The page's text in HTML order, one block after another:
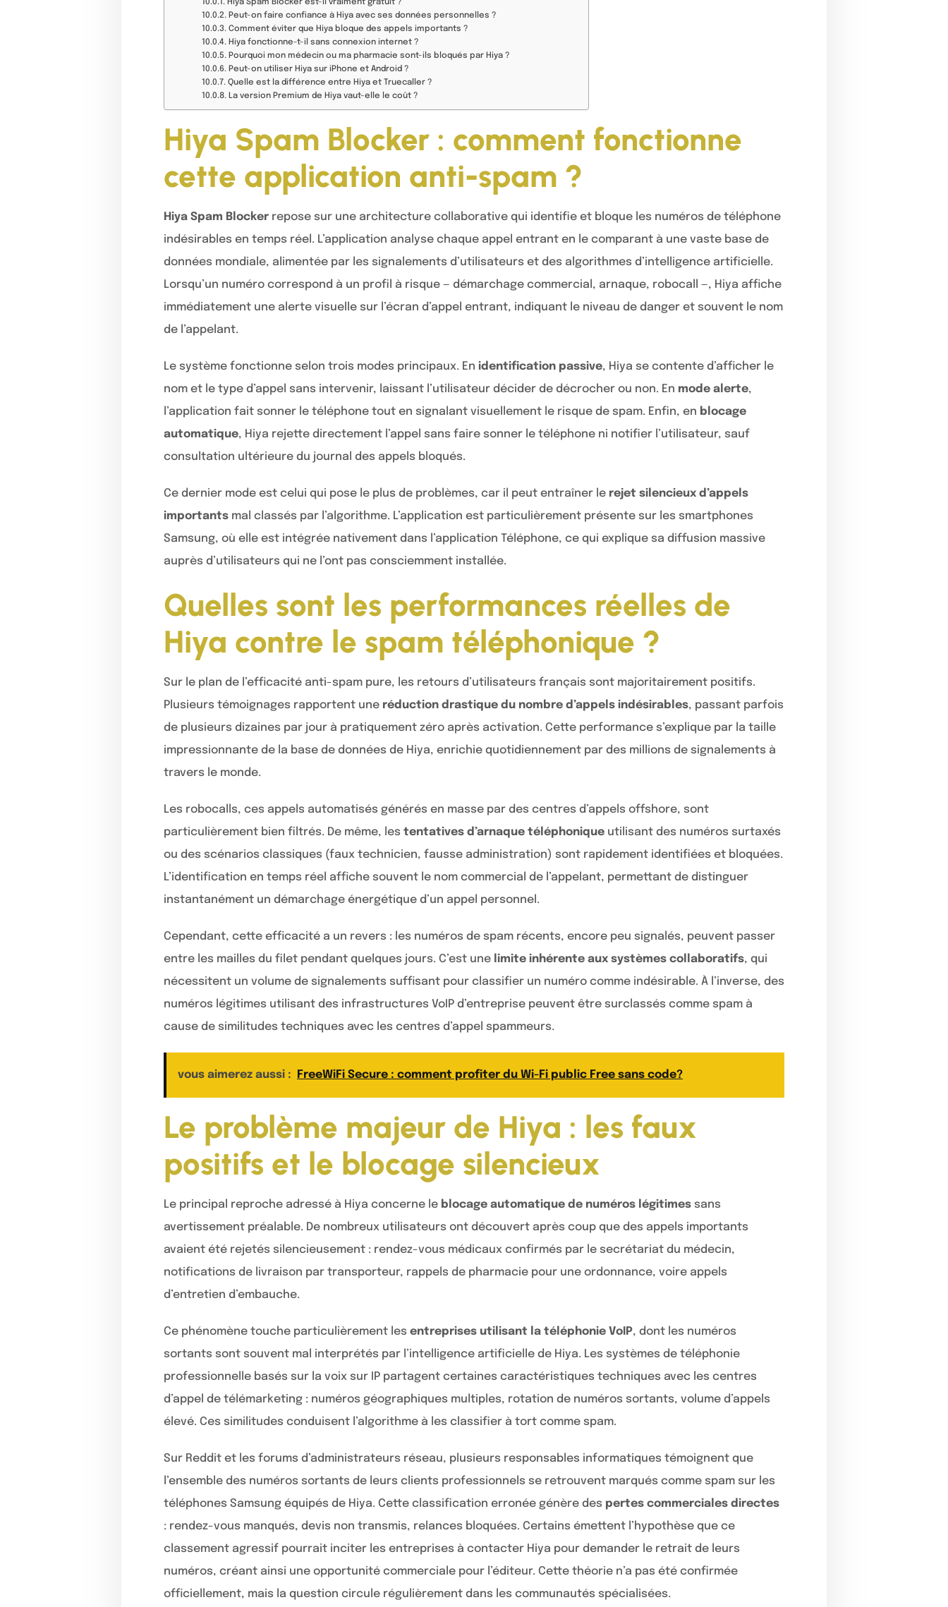
Hiya Spam Blocker est-il vraiment gratuit ?
Peut-on faire confiance à Hiya avec ses données personnelles ?
Comment éviter que Hiya bloque des appels importants ?
Hiya fonctionne-t-il sans connexion internet ?
Pourquoi mon médecin ou ma pharmacie sont-ils bloqués par Hiya ?
Peut-on utiliser Hiya sur iPhone et Android ?
Quelle est la différence entre Hiya et Truecaller ?
La version Premium de Hiya vaut-elle le coût ?
Hiya Spam Blocker : comment fonctionne
cette application anti-spam ?
Hiya Spam Blocker repose sur une architecture collaborative qui identifie et bloque les numéros de téléphone
indésirables en temps réel. L’application analyse chaque appel entrant en le comparant à une vaste base de
données mondiale, alimentée par les signalements d’utilisateurs et des algorithmes d’intelligence artificielle.
Lorsqu’un numéro correspond à un profil à risque — démarchage commercial, arnaque, robocall —, Hiya affiche
immédiatement une alerte visuelle sur l’écran d’appel entrant, indiquant le niveau de danger et souvent le nom
de l’appelant.
Le système fonctionne selon trois modes principaux. En identification passive, Hiya se contente d’afficher le
nom et le type d’appel sans intervenir, laissant l’utilisateur décider de décrocher ou non. En mode alerte,
l’application fait sonner le téléphone tout en signalant visuellement le risque de spam. Enfin, en blocage
automatique, Hiya rejette directement l’appel sans faire sonner le téléphone ni notifier l’utilisateur, sauf
consultation ultérieure du journal des appels bloqués.
Ce dernier mode est celui qui pose le plus de problèmes, car il peut entraîner le rejet silencieux d’appels
importants mal classés par l’algorithme. L’application est particulièrement présente sur les smartphones
Samsung, où elle est intégrée nativement dans l’application Téléphone, ce qui explique sa diffusion massive
auprès d’utilisateurs qui ne l’ont pas consciemment installée.
Quelles sont les performances réelles de
Hiya contre le spam téléphonique ?
Sur le plan de l’efficacité anti-spam pure, les retours d’utilisateurs français sont majoritairement positifs.
Plusieurs témoignages rapportent une réduction drastique du nombre d’appels indésirables, passant parfois
de plusieurs dizaines par jour à pratiquement zéro après activation. Cette performance s’explique par la taille
impressionnante de la base de données de Hiya, enrichie quotidiennement par des millions de signalements à
travers le monde.
Les robocalls, ces appels automatisés générés en masse par des centres d’appels offshore, sont
particulièrement bien filtrés. De même, les tentatives d’arnaque téléphonique utilisant des numéros surtaxés
ou des scénarios classiques (faux technicien, fausse administration) sont rapidement identifiées et bloquées.
L’identification en temps réel affiche souvent le nom commercial de l’appelant, permettant de distinguer
instantanément un démarchage énergétique d’un appel personnel.
Cependant, cette efficacité a un revers : les numéros de spam récents, encore peu signalés, peuvent passer
entre les mailles du filet pendant quelques jours. C’est une limite inhérente aux systèmes collaboratifs, qui
nécessitent un volume de signalements suffisant pour classifier un numéro comme indésirable. À l’inverse, des
numéros légitimes utilisant des infrastructures VoIP d’entreprise peuvent être surclassés comme spam à
cause de similitudes techniques avec les centres d’appel spammeurs.
vous aimerez aussi : FreeWiFi Secure : comment profiter du Wi-Fi public Free sans code?
Le problème majeur de Hiya : les faux
positifs et le blocage silencieux
Le principal reproche adressé à Hiya concerne le blocage automatique de numéros légitimes sans
avertissement préalable. De nombreux utilisateurs ont découvert après coup que des appels importants
avaient été rejetés silencieusement : rendez-vous médicaux confirmés par le secrétariat du médecin,
notifications de livraison par transporteur, rappels de pharmacie pour une ordonnance, voire appels
d’entretien d’embauche.
Ce phénomène touche particulièrement les entreprises utilisant la téléphonie VoIP, dont les numéros
sortants sont souvent mal interprétés par l’intelligence artificielle de Hiya. Les systèmes de téléphonie
professionnelle basés sur la voix sur IP partagent certaines caractéristiques techniques avec les centres
d’appel de télémarketing : numéros géographiques multiples, rotation de numéros sortants, volume d’appels
élevé. Ces similitudes conduisent l’algorithme à les classifier à tort comme spam.
Sur Reddit et les forums d’administrateurs réseau, plusieurs responsables informatiques témoignent que
l’ensemble des numéros sortants de leurs clients professionnels se retrouvent marqués comme spam sur les
téléphones Samsung équipés de Hiya. Cette classification erronée génère des pertes commerciales directes
: rendez-vous manqués, devis non transmis, relances bloquées. Certains émettent l’hypothèse que ce
classement agressif pourrait inciter les entreprises à contacter Hiya pour demander le retrait de leurs
numéros, créant ainsi une opportunité commerciale pour l’éditeur. Cette théorie n’a pas été confirmée
officiellement, mais la question circule régulièrement dans les communautés spécialisées.